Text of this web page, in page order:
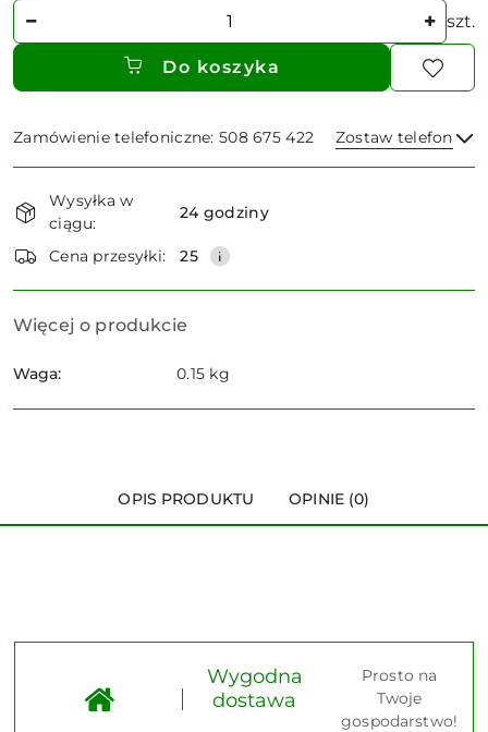
Ilość szt.
Do koszyka
Zamówienie telefoniczne: 508 675 422 Zostaw telefon
i
dostawa
Wysyłka w
ciągu:
24 godziny
Cena przesyłki: 25
Więcej o produkcie
Waga: 0.15 kg
OPIS PRODUKTU OPINIE (0)
Wygodna
dostawa
Prosto na
Twoje
gospodarstwo!